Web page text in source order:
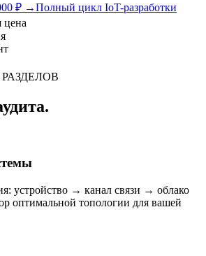
₽ →Полный цикл IoT-разработки
цена
устройство → канал связи → облако
оптимальной топологии для вашей